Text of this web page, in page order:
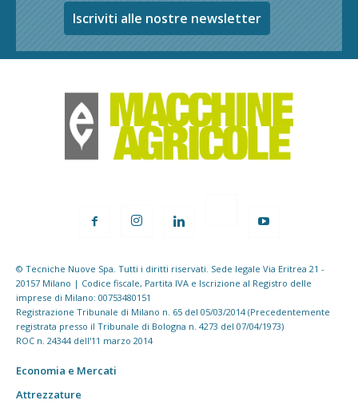
Iscriviti alle nostre newsletter
© Tecniche Nuove Spa. Tutti i diritti riservati. Sede legale Via Eritrea 21 -
20157 Milano | Codice fiscale, Partita IVA e Iscrizione al Registro delle
imprese di Milano: 00753480151
Registrazione Tribunale di Milano n. 65 del 05/03/2014 (Precedentemente
registrata presso il Tribunale di Bologna n. 4273 del 07/04/1973)
ROC n. 24344 dell'11 marzo 2014
Economia e Mercati
Attrezzature